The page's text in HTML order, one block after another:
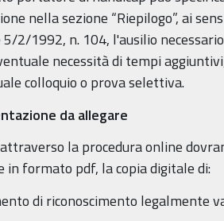
nella sezione “Riepilogo”, ai
2/1992, n. 104, l'ausilio
necessità di tempi
colloquio o prova selettiva.
da allegare
la procedura online
formato pdf, la copia digitale di:
di riconoscimento legalmente